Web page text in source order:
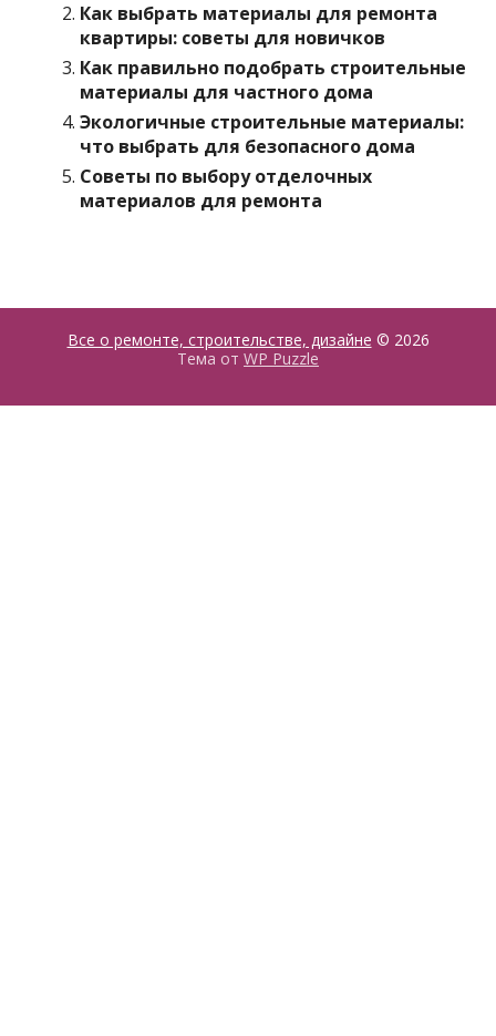
Как выбрать материалы для ремонта
квартиры: советы для новичков
Как правильно подобрать строительные
материалы для частного дома
Экологичные строительные материалы:
что выбрать для безопасного дома
Советы по выбору отделочных
материалов для ремонта
Все о ремонте, строительстве, дизайне © 2026
Тема от WP Puzzle